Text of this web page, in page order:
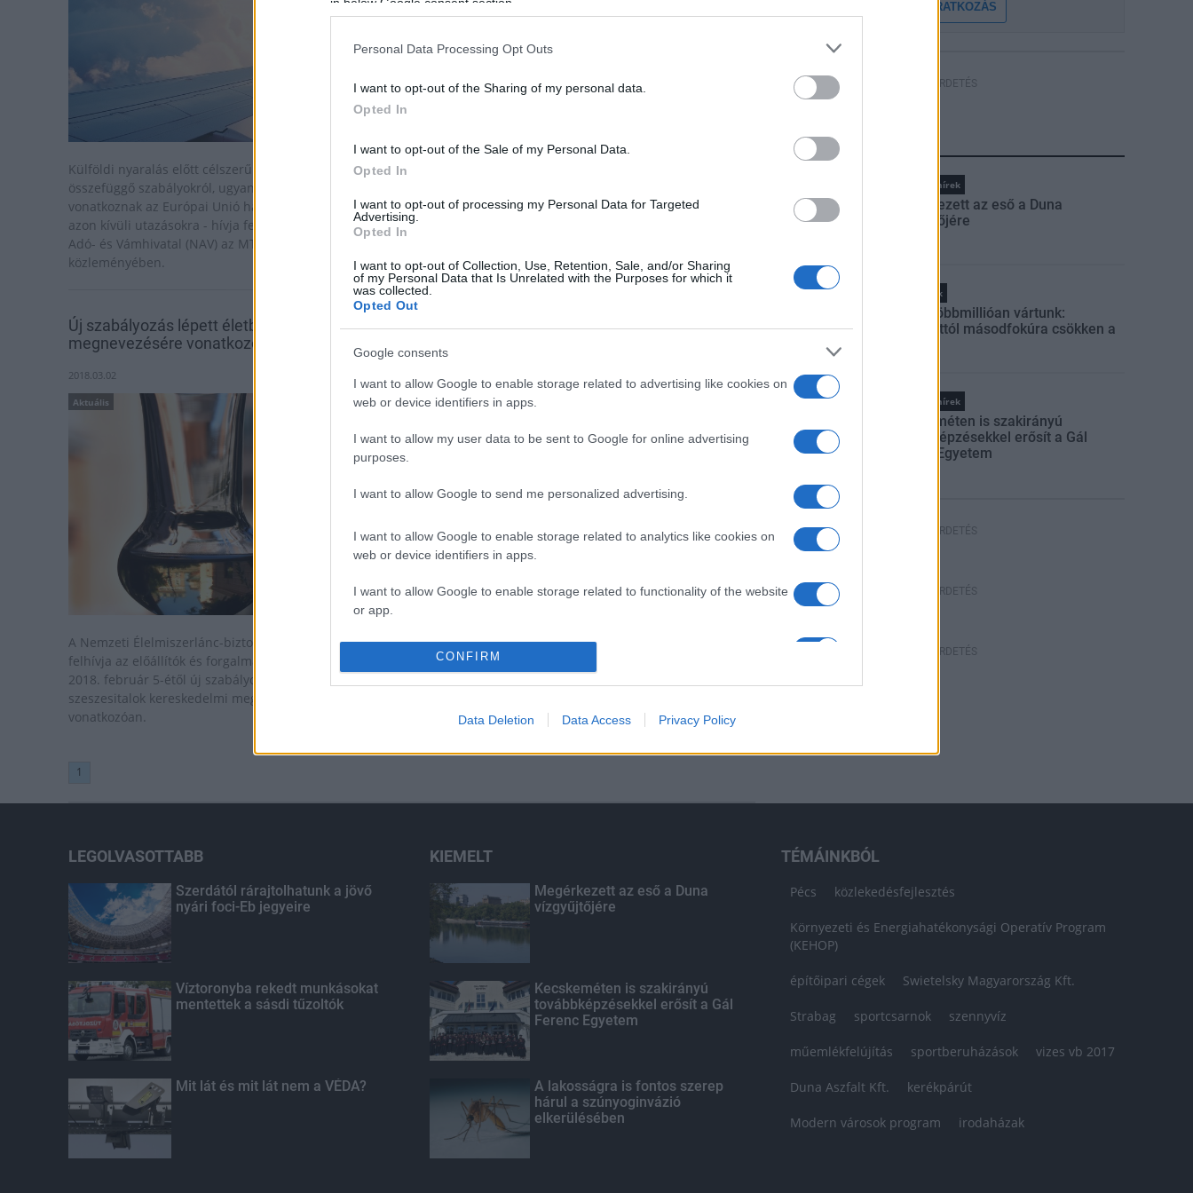
Personal Data Processing Opt Outs
I want to opt-out of the Sharing of my personal data.
Opted In
I want to opt-out of the Sale of my Personal Data.
Opted In
I want to opt-out of processing my Personal Data for Targeted
Advertising.
Opted In
I want to opt-out of Collection, Use, Retention, Sale, and/or Sharing
of my Personal Data that Is Unrelated with the Purposes for which it
was collected.
Opted Out
Google consents
I want to allow Google to enable storage related to advertising like cookies on
web or device identifiers in apps.
I want to allow my user data to be sent to Google for online advertising
purposes.
I want to allow Google to send me personalized advertising.
I want to allow Google to enable storage related to analytics like cookies on
web or device identifiers in apps.
I want to allow Google to enable storage related to functionality of the website
or app.
I want to allow Google to enable storage related to personalization.
I want to allow Google to enable storage related to security, including
CONFIRM
Data Deletion Data Access Privacy Policy
Külföldi nyaralás előtt célszerű tájékozódni az utazással
összefüggő szabályokról, ugyanis más előírások
vonatkoznak az Európai Unió határain belüli, illetve az
azon kívüli utazásokra - hívja fel a figyelmet a Nemzeti
Adó- és Vámhivatal (NAV) az MTI-nek küldött keddi
közleményében.
Új szabályozás lépett életbe a párlatok
megnevezésére vonatkozóan
2018.03.02
Aktuális
A Nemzeti Élelmiszerlánc-biztonsági Hivatal (Nébih)
felhívja az előállítók és forgalmazók figyelmét, hogy
2018. február 5-étől új szabályozás lépett életbe egyes
szeszesitalok kereskedelmi megnevezésére
vonatkozóan.
1
FELIRATKOZÁS
HÍRDETÉS
LEGFRISSEBB
Országos hírek
Megérkezett az eső a Duna
vízgyűjtőjére
Helyi hírek
Amire többmillióan vártunk:
szombattól másodfokúra csökken a
Országos hírek
Kecskeméten is szakirányú
továbbképzésekkel erősít a Gál
Ferenc Egyetem
HÍRDETÉS
HÍRDETÉS
HÍRDETÉS
LEGOLVASOTTABB
Szerdától rárajtolhatunk a jövő
nyári foci-Eb jegyeire
Víztoronyba rekedt munkásokat
mentettek a sásdi tűzoltók
Mit lát és mit lát nem a VÉDA?
KIEMELT
Megérkezett az eső a Duna
vízgyűjtőjére
Kecskeméten is szakirányú
továbbképzésekkel erősít a Gál
Ferenc Egyetem
A lakosságra is fontos szerep
hárul a szúnyoginvázió
elkerülésében
TÉMÁINKBÓL
Pécs közlekedésfejlesztés
Környezeti és Energiahatékonysági Operatív Program
(KEHOP)
építőipari cégek Swietelsky Magyarország Kft.
Strabag sportcsarnok szennyvíz
műemlékfelújítás sportberuházások vizes vb 2017
Duna Aszfalt Kft. kerékpárút
Modern városok program irodaházak